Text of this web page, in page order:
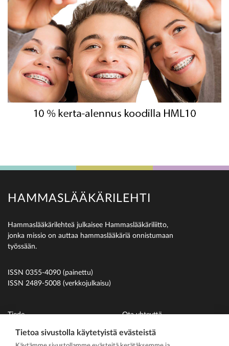
HAMMASLÄÄKÄRILEHTI
Hammaslääkärilehteä julkaisee Hammaslääkäriliitto,
jonka missio on auttaa hammaslääkäriä onnistumaan
työssään.
ISSN 0355-4090 (painettu)
ISSN 2489-5008 (verkkojulkaisu)
Tiede
Uutiset
Ota yhteyttä
Suomen Hammaslääkäriliitto
Tietoa sivustolla käytetyistä evästeistä